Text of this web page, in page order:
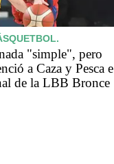
"simple", pero
a Caza y Pesca e
de la LBB Bronce